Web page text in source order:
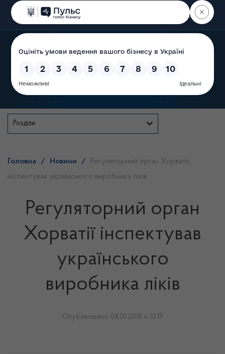
Пошук
Розділи
Головна / Новини /
Регуляторний орган Хорватії
інспектував українського виробника ліків
Регуляторний орган
Хорватії інспектував
українського
виробника ліків
Опубліковано 04.01.2018 о 13:19